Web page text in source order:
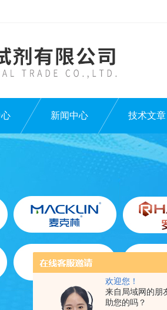
欢迎您！
来自局域网的朋
助您的吗？
新闻中心 技术文章